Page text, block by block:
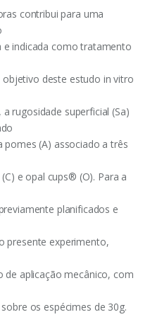
contribui para uma
e indicada como tratamento
deste estudo in vitro
rugosidade superficial (Sa)
(A) associado a três
e opal cups® (O). Para a
planificados e
presente experimento,
de aplicação mecânico, com
os espécimes de 30g.